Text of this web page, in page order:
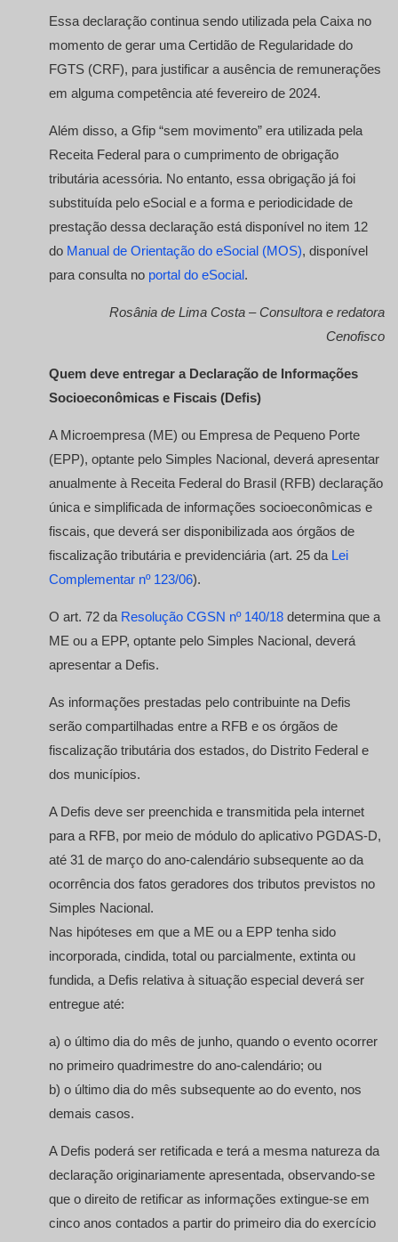
Essa declaração continua sendo utilizada pela Caixa no
momento de gerar uma Certidão de Regularidade do
FGTS (CRF), para justificar a ausência de remunerações
em alguma competência até fevereiro de 2024.
Além disso, a Gfip “sem movimento” era utilizada pela
Receita Federal para o cumprimento de obrigação
tributária acessória. No entanto, essa obrigação já foi
substituída pelo eSocial e a forma e periodicidade de
prestação dessa declaração está disponível no item 12
do Manual de Orientação do eSocial (MOS), disponível
para consulta no portal do eSocial.
Rosânia de Lima Costa – Consultora e redatora
Cenofisco
Quem deve entregar a Declaração de Informações
Socioeconômicas e Fiscais (Defis)
A Microempresa (ME) ou Empresa de Pequeno Porte
(EPP), optante pelo Simples Nacional, deverá apresentar
anualmente à Receita Federal do Brasil (RFB) declaração
única e simplificada de informações socioeconômicas e
fiscais, que deverá ser disponibilizada aos órgãos de
fiscalização tributária e previdenciária (art. 25 da Lei
Complementar nº 123/06).
O art. 72 da Resolução CGSN nº 140/18 determina que a
ME ou a EPP, optante pelo Simples Nacional, deverá
apresentar a Defis.
As informações prestadas pelo contribuinte na Defis
serão compartilhadas entre a RFB e os órgãos de
fiscalização tributária dos estados, do Distrito Federal e
dos municípios.
A Defis deve ser preenchida e transmitida pela internet
para a RFB, por meio de módulo do aplicativo PGDAS-D,
até 31 de março do ano-calendário subsequente ao da
ocorrência dos fatos geradores dos tributos previstos no
Simples Nacional.
Nas hipóteses em que a ME ou a EPP tenha sido
incorporada, cindida, total ou parcialmente, extinta ou
fundida, a Defis relativa à situação especial deverá ser
entregue até:
a) o último dia do mês de junho, quando o evento ocorrer
no primeiro quadrimestre do ano-calendário; ou
b) o último dia do mês subsequente ao do evento, nos
demais casos.
A Defis poderá ser retificada e terá a mesma natureza da
declaração originariamente apresentada, observando-se
que o direito de retificar as informações extingue-se em
cinco anos contados a partir do primeiro dia do exercício